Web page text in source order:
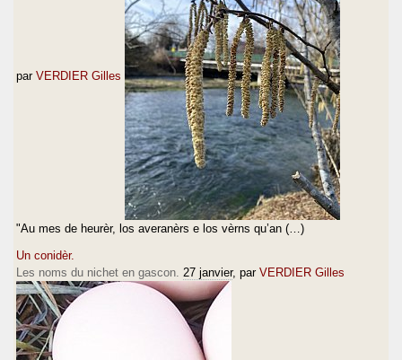
par VERDIER Gilles
"Au mes de heurèr, los averanèrs e los vèrns qu’an (…)
Un conidèr.
Les noms du nichet en gascon. 27 janvier, par VERDIER Gilles